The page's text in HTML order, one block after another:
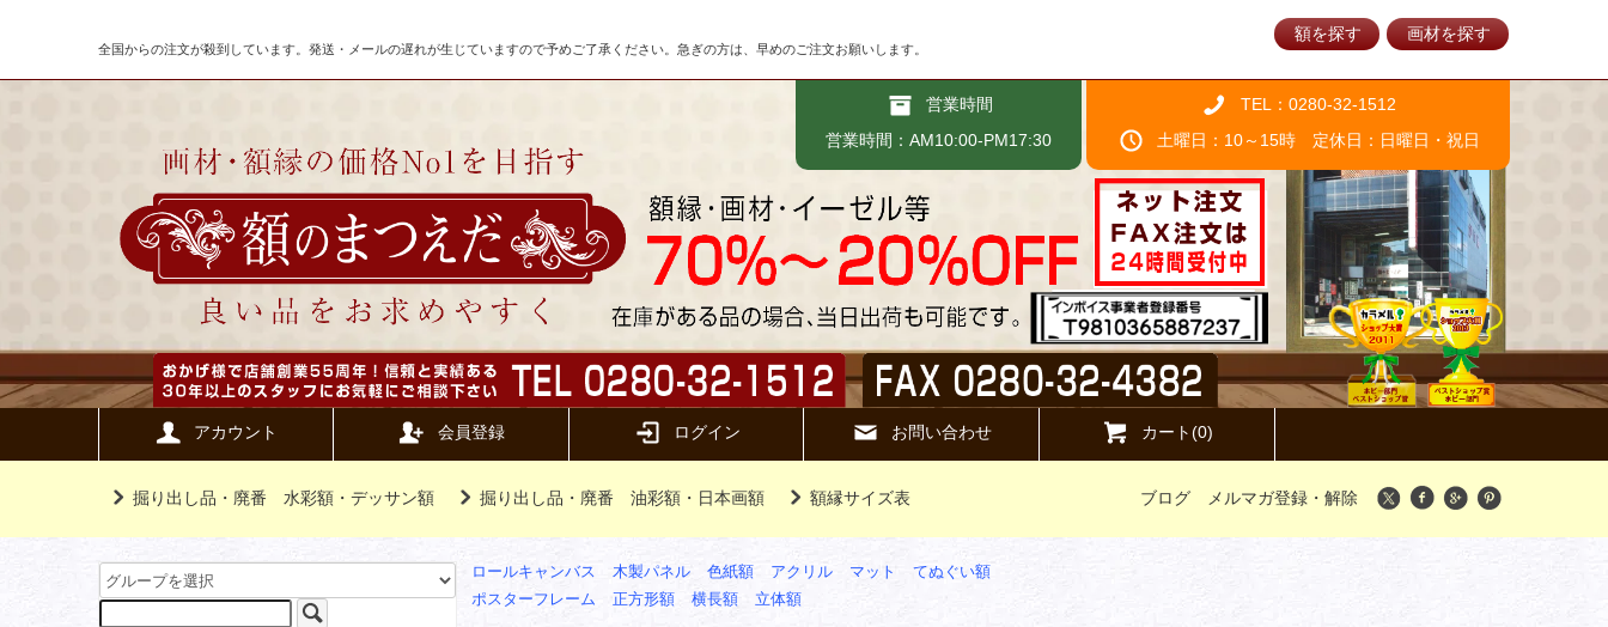
全国からの注文が殺到しています。発送・メールの遅れが生じていますので予めご了承ください。急ぎの方は、早めのご注文お願いします。
額を探す 画材を探す
営業時間
営業時間：AM10:00-PM17:30
TEL：0280-32-1512
土曜日：10～15時 定休日：日曜日・祝日
アカウント 会員登録 ログイン お問い合わせ カート(0)
掘り出し品・廃番 水彩額・デッサン額 掘り出し品・廃番 油彩額・日本画額 額縁サイズ表 ブログ メルマガ登録・解除
ロールキャンバス 木製パネル 色紙額 アクリル マット
てぬぐい額
ポスターフレーム
正方形額 横長額 立体額